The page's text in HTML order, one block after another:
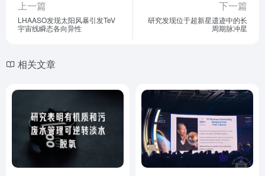
上一篇
LHAASO发现太阳风暴引发TeV
宇宙线瞬态各向异性
下一篇
研究发现位于超新星遗迹中的长
周期脉冲星
相关文章